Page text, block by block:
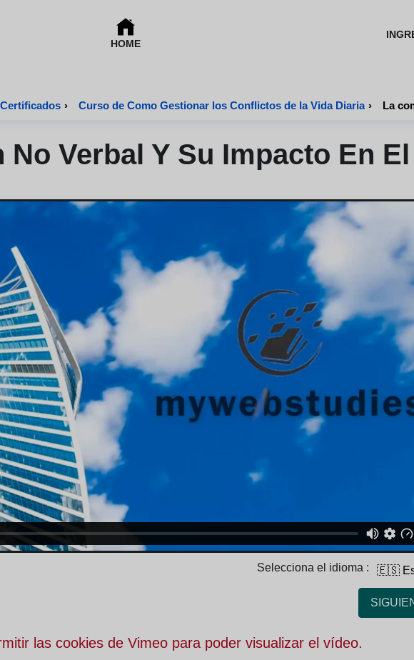
HOME
› Curso de Como Gestionar los Conflictos de la Vida Diaria › La
Verbal Y Su Impacto En
Selecciona el idioma : 🇪🇸
las cookies de Vimeo para poder visualizar el vídeo.